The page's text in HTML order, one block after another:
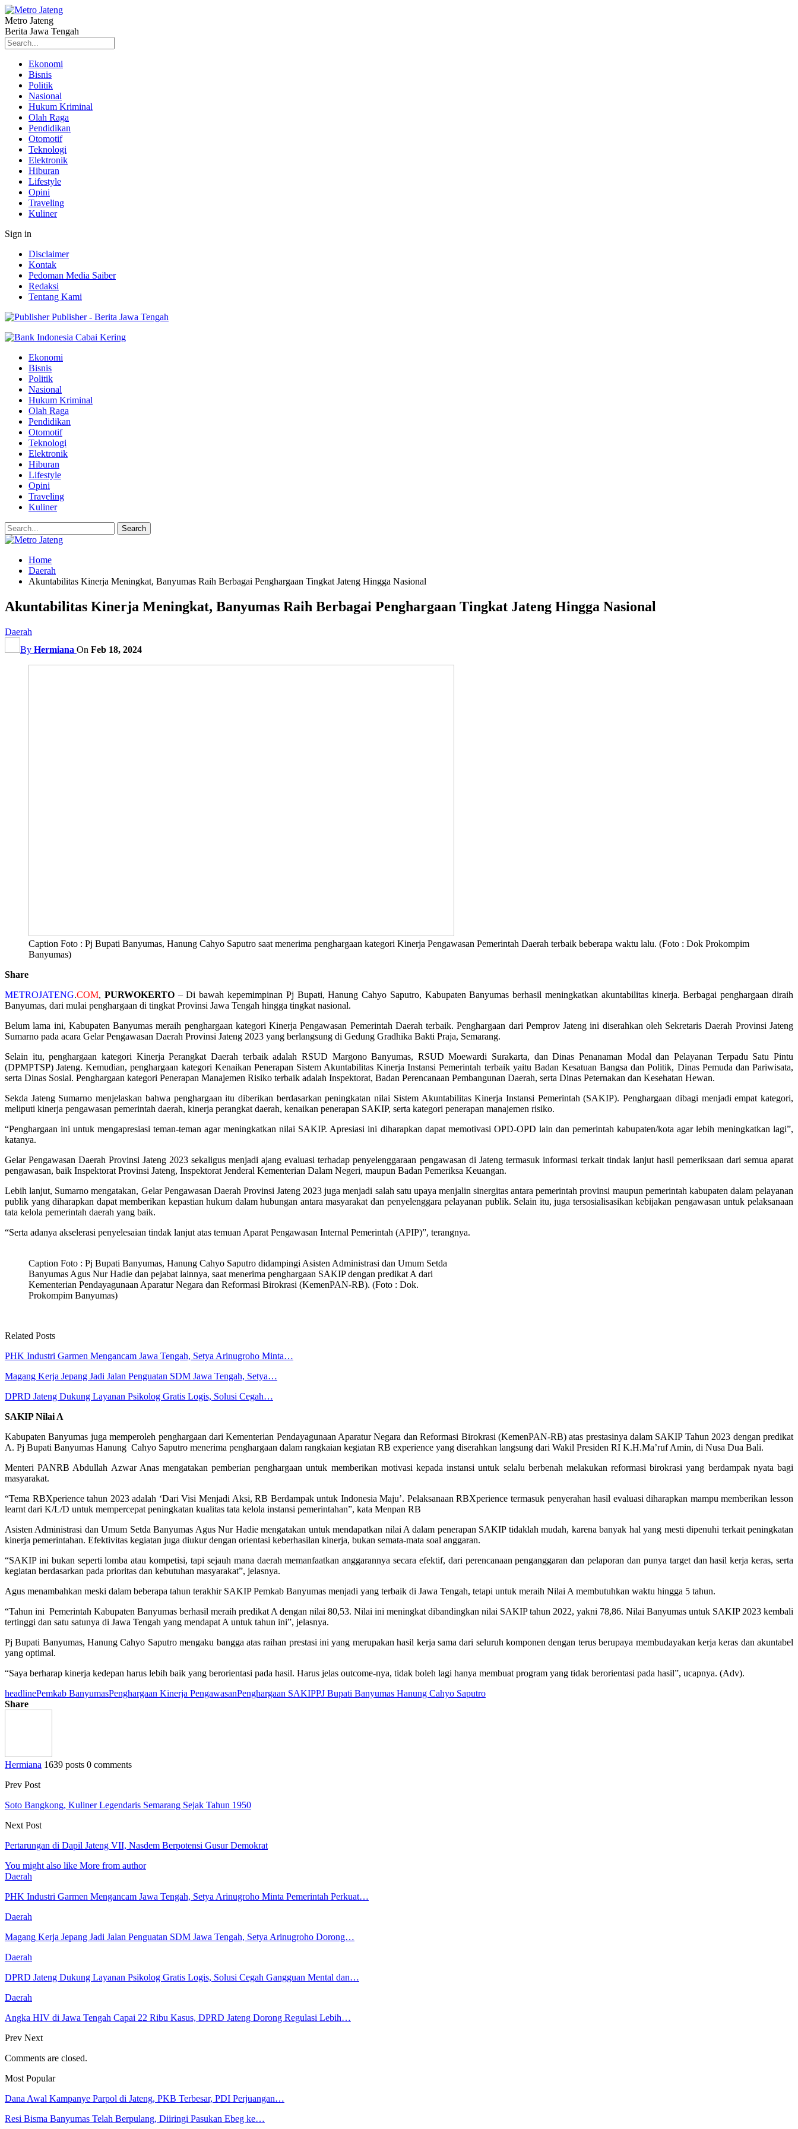
Metro Jateng
Berita Jawa Tengah
Ekonomi
Bisnis
Politik
Nasional
Hukum Kriminal
Olah Raga
Pendidikan
Otomotif
Teknologi
Elektronik
Hiburan
Lifestyle
Opini
Traveling
Kuliner
Sign in
Disclaimer
Kontak
Pedoman Media Saiber
Redaksi
Tentang Kami
Publisher - Berita Jawa Tengah
Ekonomi
Bisnis
Politik
Nasional
Hukum Kriminal
Olah Raga
Pendidikan
Otomotif
Teknologi
Elektronik
Hiburan
Lifestyle
Opini
Traveling
Kuliner
Home
Daerah
Akuntabilitas Kinerja Meningkat, Banyumas Raih Berbagai Penghargaan Tingkat Jateng Hingga Nasional
Akuntabilitas Kinerja Meningkat, Banyumas Raih Berbagai Penghargaan Tingkat Jateng Hingga Nasional
Daerah
By Hermiana On Feb 18, 2024
Caption Foto : Pj Bupati Banyumas, Hanung Cahyo Saputro saat menerima penghargaan kategori Kinerja Pengawasan Pemerintah Daerah terbaik beberapa waktu lalu. (Foto : Dok Prokompim
Banyumas)
Share
METROJATENG.COM, PURWOKERTO– Di bawah kepemimpinan Pj Bupati, Hanung Cahyo Saputro, Kabupaten Banyumas berhasil meningkatkan akuntabilitas kinerja. Berbagai penghargaan diraih
Banyumas, dari mulai penghargaan di tingkat Provinsi Jawa Tengah hingga tingkat nasional.
Belum lama ini, Kabupaten Banyumas meraih penghargaan kategori Kinerja Pengawasan Pemerintah Daerah terbaik. Penghargaan dari Pemprov Jateng ini diserahkan oleh Sekretaris Daerah Provinsi Jateng
Sumarno pada acara Gelar Pengawasan Daerah Provinsi Jateng 2023 yang berlangsung di Gedung Gradhika Bakti Praja, Semarang.
Selain itu, penghargaan kategori Kinerja Perangkat Daerah terbaik adalah RSUD Margono Banyumas, RSUD Moewardi Surakarta, dan Dinas Penanaman Modal dan Pelayanan Terpadu Satu Pintu
(DPMPTSP) Jateng. Kemudian, penghargaan kategori Kenaikan Penerapan Sistem Akuntabilitas Kinerja Instansi Pemerintah terbaik yaitu Badan Kesatuan Bangsa dan Politik, Dinas Pemuda dan Pariwisata,
serta Dinas Sosial. Penghargaan kategori Penerapan Manajemen Risiko terbaik adalah Inspektorat, Badan Perencanaan Pembangunan Daerah, serta Dinas Peternakan dan Kesehatan Hewan.
Sekda Jateng Sumarno menjelaskan bahwa penghargaan itu diberikan berdasarkan peningkatan nilai Sistem Akuntabilitas Kinerja Instansi Pemerintah (SAKIP). Penghargaan dibagi menjadi empat kategori,
meliputi kinerja pengawasan pemerintah daerah, kinerja perangkat daerah, kenaikan penerapan SAKIP, serta kategori penerapan manajemen risiko.
“Penghargaan ini untuk mengapresiasi teman-teman agar meningkatkan nilai SAKIP. Apresiasi ini diharapkan dapat memotivasi OPD-OPD lain dan pemerintah kabupaten/kota agar lebih meningkatkan lagi”,
katanya.
Gelar Pengawasan Daerah Provinsi Jateng 2023 sekaligus menjadi ajang evaluasi terhadap penyelenggaraan pengawasan di Jateng termasuk informasi terkait tindak lanjut hasil pemeriksaan dari semua aparat
pengawasan, baik Inspektorat Provinsi Jateng, Inspektorat Jenderal Kementerian Dalam Negeri, maupun Badan Pemeriksa Keuangan.
Lebih lanjut, Sumarno mengatakan, Gelar Pengawasan Daerah Provinsi Jateng 2023 juga menjadi salah satu upaya menjalin sinergitas antara pemerintah provinsi maupun pemerintah kabupaten dalam pelayanan
publik yang diharapkan dapat memberikan kepastian hukum dalam hubungan antara masyarakat dan penyelenggara pelayanan publik. Selain itu, juga tersosialisasikan kebijakan pengawasan untuk pelaksanaan
tata kelola pemerintah daerah yang baik.
“Serta adanya akselerasi penyelesaian tindak lanjut atas temuan Aparat Pengawasan Internal Pemerintah (APIP)”, terangnya.
Caption Foto : Pj Bupati Banyumas, Hanung Cahyo Saputro didampingi Asisten Administrasi dan Umum Setda
Banyumas Agus Nur Hadie dan pejabat lainnya, saat menerima penghargaan SAKIP dengan predikat A dari
Kementerian Pendayagunaan Aparatur Negara dan Reformasi Birokrasi (KemenPAN-RB). (Foto : Dok.
Prokompim Banyumas)
Related Posts
PHK Industri Garmen Mengancam Jawa Tengah, Setya Arinugroho Minta…
Magang Kerja Jepang Jadi Jalan Penguatan SDM Jawa Tengah, Setya…
DPRD Jateng Dukung Layanan Psikolog Gratis Logis, Solusi Cegah…
SAKIP Nilai A
Kabupaten Banyumas juga memperoleh penghargaan dari Kementerian Pendayagunaan Aparatur Negara dan Reformasi Birokrasi (KemenPAN-RB) atas prestasinya dalam SAKIP Tahun 2023 dengan predikat
A. Pj Bupati Banyumas Hanung Cahyo Saputro menerima penghargaan dalam rangkaian kegiatan RB experience yang diserahkan langsung dari Wakil Presiden RI K.H.Ma’ruf Amin, di Nusa Dua Bali.
Menteri PANRB Abdullah Azwar Anas mengatakan pemberian penghargaan untuk memberikan motivasi kepada instansi untuk selalu berbenah melakukan reformasi birokrasi yang berdampak nyata bagi
masyarakat.
“Tema RBXperience tahun 2023 adalah ‘Dari Visi Menjadi Aksi, RB Berdampak untuk Indonesia Maju’. Pelaksanaan RBXperience termasuk penyerahan hasil evaluasi diharapkan mampu memberikan lesson
learnt dari K/L/D untuk mempercepat peningkatan kualitas tata kelola instansi pemerintahan”, kata Menpan RB
Asisten Administrasi dan Umum Setda Banyumas Agus Nur Hadie mengatakan untuk mendapatkan nilai A dalam penerapan SAKIP tidaklah mudah, karena banyak hal yang mesti dipenuhi terkait peningkatan
kinerja pemerintahan. Efektivitas kegiatan juga diukur dengan orientasi keberhasilan kinerja, bukan semata-mata soal anggaran.
“SAKIP ini bukan seperti lomba atau kompetisi, tapi sejauh mana daerah memanfaatkan anggarannya secara efektif, dari perencanaan penganggaran dan pelaporan dan punya target dan hasil kerja keras, serta
kegiatan berdasarkan pada prioritas dan kebutuhan masyarakat”, jelasnya.
Agus menambahkan meski dalam beberapa tahun terakhir SAKIP Pemkab Banyumas menjadi yang terbaik di Jawa Tengah, tetapi untuk meraih Nilai A membutuhkan waktu hingga 5 tahun.
“Tahun ini Pemerintah Kabupaten Banyumas berhasil meraih predikat A dengan nilai 80,53. Nilai ini meningkat dibandingkan nilai SAKIP tahun 2022, yakni 78,86. Nilai Banyumas untuk SAKIP 2023 kembali
tertinggi dan satu satunya di Jawa Tengah yang mendapat A untuk tahun ini”, jelasnya.
Pj Bupati Banyumas, Hanung Cahyo Saputro mengaku bangga atas raihan prestasi ini yang merupakan hasil kerja sama dari seluruh komponen dengan terus berupaya membudayakan kerja keras dan akuntabel
yang optimal.
“Saya berharap kinerja kedepan harus lebih baik yang berorientasi pada hasil. Harus jelas outcome-nya, tidak boleh lagi hanya membuat program yang tidak berorientasi pada hasil”, ucapnya. (Adv).
headlinePemkab BanyumasPenghargaan Kinerja PengawasanPenghargaan SAKIPPJ Bupati Banyumas Hanung Cahyo Saputro
Share
Hermiana 1639 posts 0 comments
Prev Post
Soto Bangkong, Kuliner Legendaris Semarang Sejak Tahun 1950
Next Post
Pertarungan di Dapil Jateng VII, Nasdem Berpotensi Gusur Demokrat
You might also like More from author
Daerah
PHK Industri Garmen Mengancam Jawa Tengah, Setya Arinugroho Minta Pemerintah Perkuat…
Daerah
Magang Kerja Jepang Jadi Jalan Penguatan SDM Jawa Tengah, Setya Arinugroho Dorong…
Daerah
DPRD Jateng Dukung Layanan Psikolog Gratis Logis, Solusi Cegah Gangguan Mental dan…
Daerah
Angka HIV di Jawa Tengah Capai 22 Ribu Kasus, DPRD Jateng Dorong Regulasi Lebih…
Prev Next
Comments are closed.
Most Popular
Dana Awal Kampanye Parpol di Jateng, PKB Terbesar, PDI Perjuangan…
Resi Bisma Banyumas Telah Berpulang, Diiringi Pasukan Ebeg ke…